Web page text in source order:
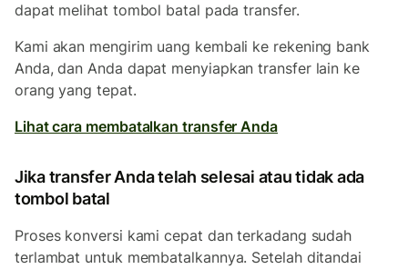
dapat melihat tombol batal pada transfer.
Kami akan mengirim uang kembali ke rekening bank
Anda, dan Anda dapat menyiapkan transfer lain ke
orang yang tepat.
Lihat cara membatalkan transfer Anda
Jika transfer Anda telah selesai atau tidak ada
tombol batal
Proses konversi kami cepat dan terkadang sudah
terlambat untuk membatalkannya. Setelah ditandai